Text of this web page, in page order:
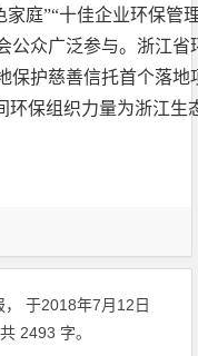
家庭”“十佳企业环保
公众广泛参与。浙江
保护慈善信托首个落
保组织力量为浙江生
于2018年7月12日
2493 字。